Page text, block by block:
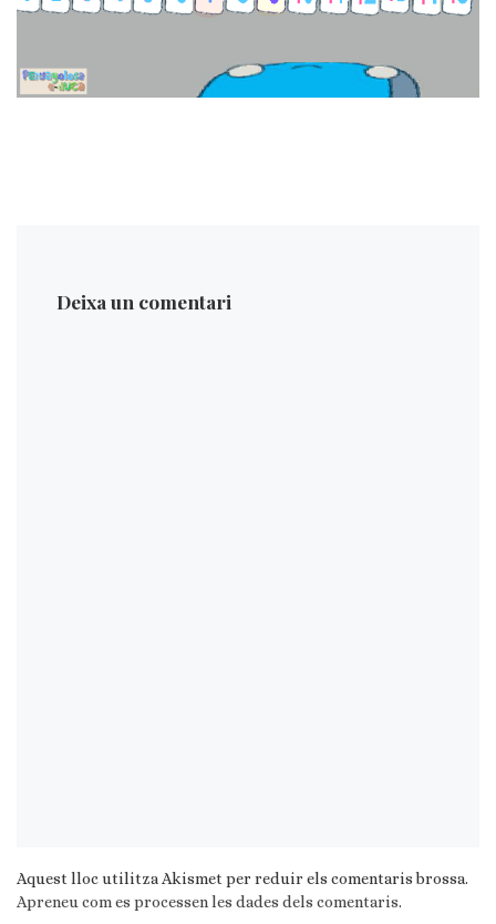
Deixa un comentari
Aquest lloc utilitza Akismet per reduir els comentaris brossa.
Apreneu com es processen les dades dels comentaris.